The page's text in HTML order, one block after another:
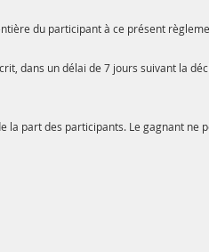
du participant à ce présent
dans un délai de 7 jours suivant la
part des participants. Le gagnant ne